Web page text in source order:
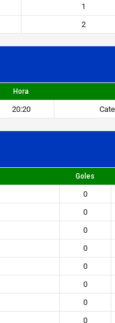
1
2
Hora
20:20
Goles
0
0
0
0
0
0
0
0